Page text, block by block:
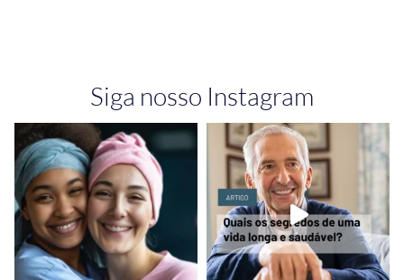
Siga nosso Instagram